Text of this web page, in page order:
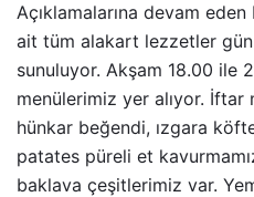
Açıklamalarına devam
ait tüm alakart lezzetler
sunuluyor. Akşam 18.00 ile
menülerimiz yer alıyor. İftar
hünkar beğendi, ızgara
patates püreli et
baklava çeşitlerimiz var.